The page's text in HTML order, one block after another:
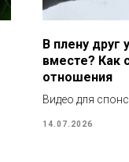
В плену друг
вместе? Как
отношения
Видео для
14.07.2026